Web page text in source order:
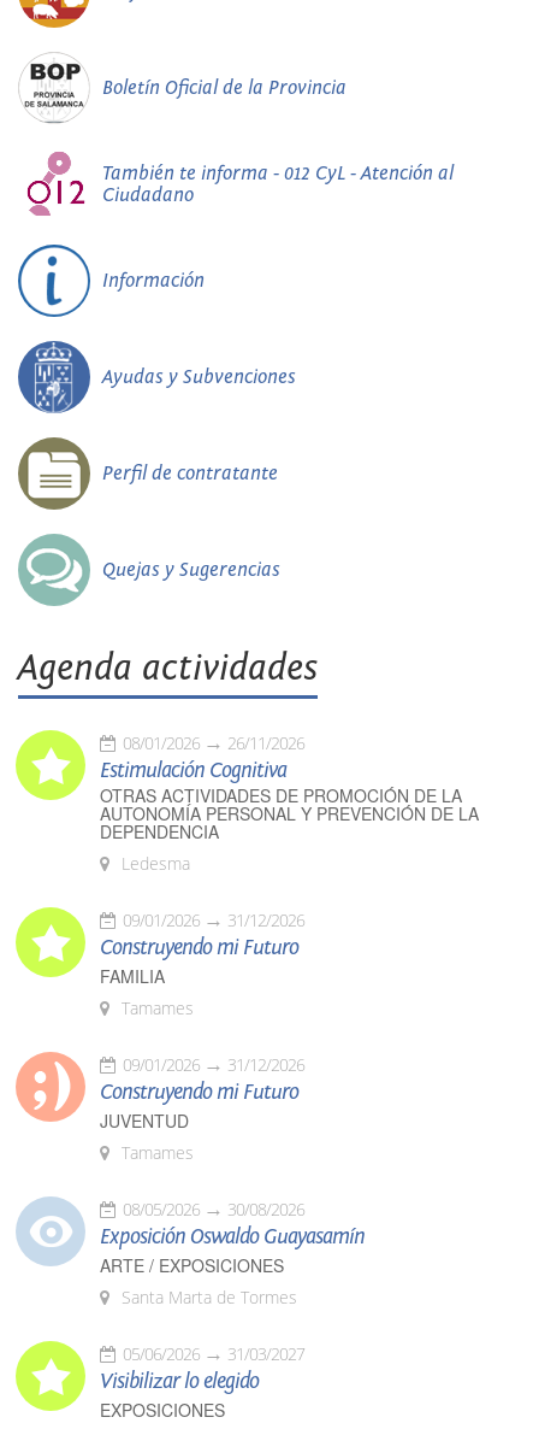
Boletín Oficial de la Provincia
También te informa - 012 CyL - Atención al
Ciudadano
Información
Ayudas y Subvenciones
Perfil de contratante
Quejas y Sugerencias
Agenda actividades
08/01/2026 26/11/2026
Estimulación Cognitiva
OTRAS ACTIVIDADES DE PROMOCIÓN DE LA
AUTONOMÍA PERSONAL Y PREVENCIÓN DE LA
DEPENDENCIA
Ledesma
09/01/2026 31/12/2026
Construyendo mi Futuro
FAMILIA
Tamames
09/01/2026 31/12/2026
Construyendo mi Futuro
JUVENTUD
Tamames
08/05/2026 30/08/2026
Exposición Oswaldo Guayasamín
ARTE / EXPOSICIONES
Santa Marta de Tormes
05/06/2026 31/03/2027
Visibilizar lo elegido
EXPOSICIONES